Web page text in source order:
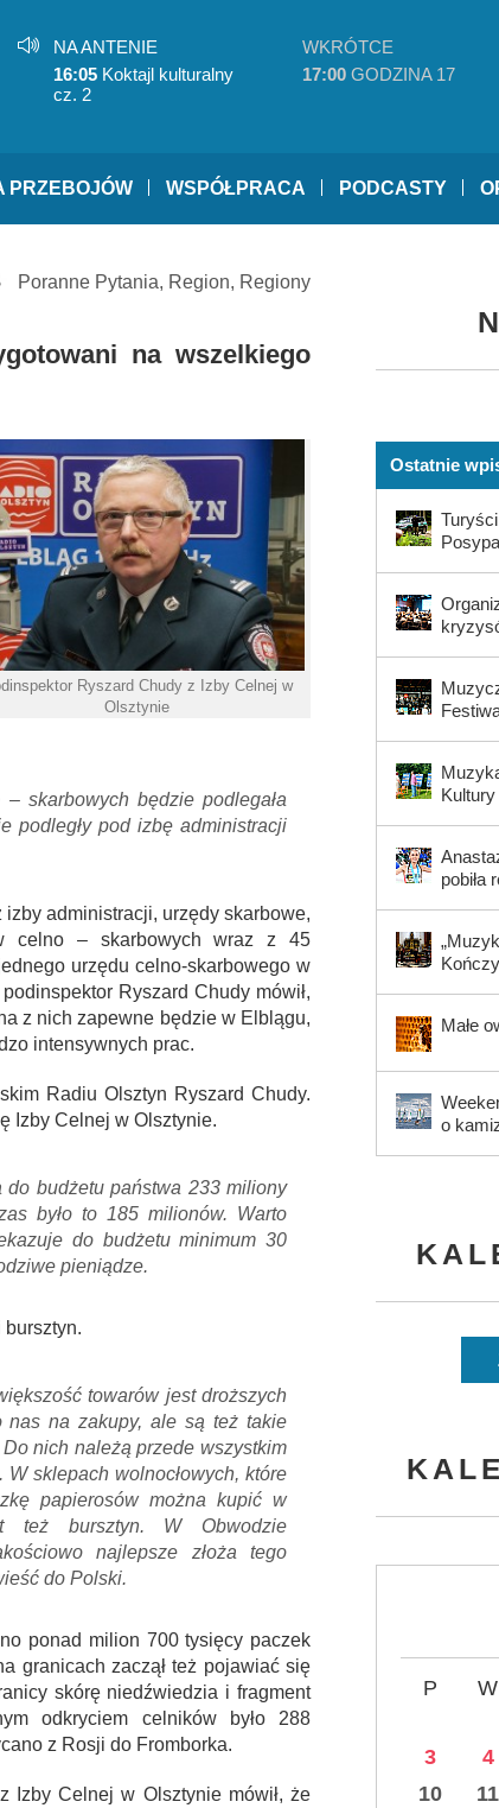
NA ANTENIE
16:05 Koktajl kulturalny
cz. 2
WKRÓTCE
17:00 GODZINA 17
PRZEBOJÓW WSPÓŁPRACA PODCASTY
Poranne Pytania, Region, Regiony
na wszelkiego
Ryszard Chudy z Izby Celnej w
Olsztynie
skarbowych będzie podlegała
podległy pod izbę administracji
administracji, urzędy skarbowe,
celno – skarbowych wraz z 45
urzędu celno-skarbowego w
Ryszard Chudy mówił,
z nich zapewne będzie w Elblągu,
intensywnych prac.
Radiu Olsztyn Ryszard Chudy.
Izby Celnej w Olsztynie.
do budżetu państwa 233 miliony
było to 185 milionów. Warto
do budżetu minimum 30
pieniądze.
towarów jest droższych
nas na zakupy, ale są też takie
nich należą przede wszystkim
sklepach wolnocłowych, które
papierosów można kupić w
też bursztyn. W Obwodzie
najlepsze złoża tego
do Polski.
ponad milion 700 tysięcy paczek
granicach zaczął też pojawiać się
skórę niedźwiedzia i fragment
odkryciem celników było 288
z Rosji do Fromborka.
Izby Celnej w Olsztynie mówił, że
Ostatnie
pobiła
Małe
o
P W
3
4
10
11